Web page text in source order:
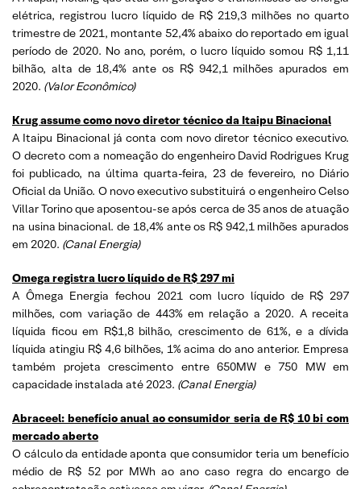
elétrica, registrou lucro líquido de R$ 219,3 milhões no quarto
trimestre de 2021, montante 52,4% abaixo do reportado em igual
período de 2020. No ano, porém, o lucro líquido somou R$ 1,11
bilhão, alta de 18,4% ante os R$ 942,1 milhões apurados em
2020. (Valor Econômico)
Krug assume como novo diretor técnico da Itaipu Binacional
A Itaipu Binacional já conta com novo diretor técnico executivo.
O decreto com a nomeação do engenheiro David Rodrigues Krug
foi publicado, na última quarta-feira, 23 de fevereiro, no Diário
Oficial da União. O novo executivo substituirá o engenheiro Celso
Villar Torino que aposentou-se após cerca de 35 anos de atuação
na usina binacional. de 18,4% ante os R$ 942,1 milhões apurados
em 2020. (Canal Energia)
Omega registra lucro líquido de R$ 297 mi
A Ômega Energia fechou 2021 com lucro líquido de R$ 297
milhões, com variação de 443% em relação a 2020. A receita
líquida ficou em R$1,8 bilhão, crescimento de 61%, e a dívida
líquida atingiu R$ 4,6 bilhões, 1% acima do ano anterior. Empresa
também projeta crescimento entre 650MW e 750 MW em
capacidade instalada até 2023. (Canal Energia)
Abraceel: benefício anual ao consumidor seria de R$ 10 bi com
mercado aberto
O cálculo da entidade aponta que consumidor teria um benefício
médio de R$ 52 por MWh ao ano caso regra do encargo de